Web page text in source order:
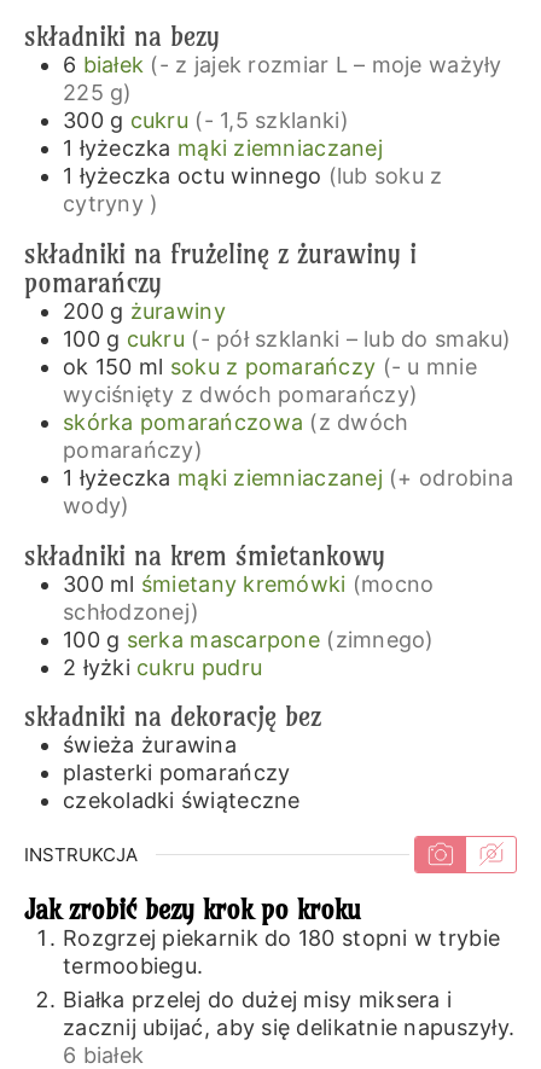
składniki na bezy
6 białek (- z jajek rozmiar L – moje ważyły
225 g)
300 g cukru (- 1,5 szklanki)
1 łyżeczka mąki ziemniaczanej
1 łyżeczka octu winnego (lub soku z
cytryny )
składniki na frużelinę z żurawiny i
pomarańczy
200 g żurawiny
100 g cukru (- pół szklanki – lub do smaku)
ok 150 ml soku z pomarańczy (- u mnie
wyciśnięty z dwóch pomarańczy)
skórka pomarańczowa (z dwóch
pomarańczy)
1 łyżeczka mąki ziemniaczanej (+ odrobina
wody)
składniki na krem śmietankowy
300 ml śmietany kremówki (mocno
schłodzonej)
100 g serka mascarpone (zimnego)
2 łyżki cukru pudru
składniki na dekorację bez
świeża żurawina
plasterki pomarańczy
czekoladki świąteczne
INSTRUKCJA
Jak zrobić bezy krok po kroku
Rozgrzej piekarnik do 180 stopni w trybie
termoobiegu.
Białka przelej do dużej misy miksera i
zacznij ubijać, aby się delikatnie napuszyły.
6 białek